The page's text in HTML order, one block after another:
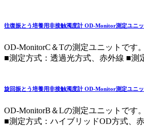
往復振とう培養用非接触濁度計 OD-Monitor測定ユニ
OD-MonitorC＆Tの測定ユニットです。
■測定方式：透過光方式、赤外線 ■測
旋回振とう培養用非接触濁度計 OD-Monitor測定ユニ
OD-MonitorB＆Lの測定ユニットです。
■測定方式：ハイブリッドOD方式、